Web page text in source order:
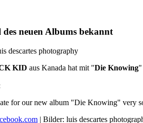
neuen Albums bekannt
KID aus Kanada hat mit "Die Knowing"
for our new album "Die Knowing" very
| Bilder: luis descartes